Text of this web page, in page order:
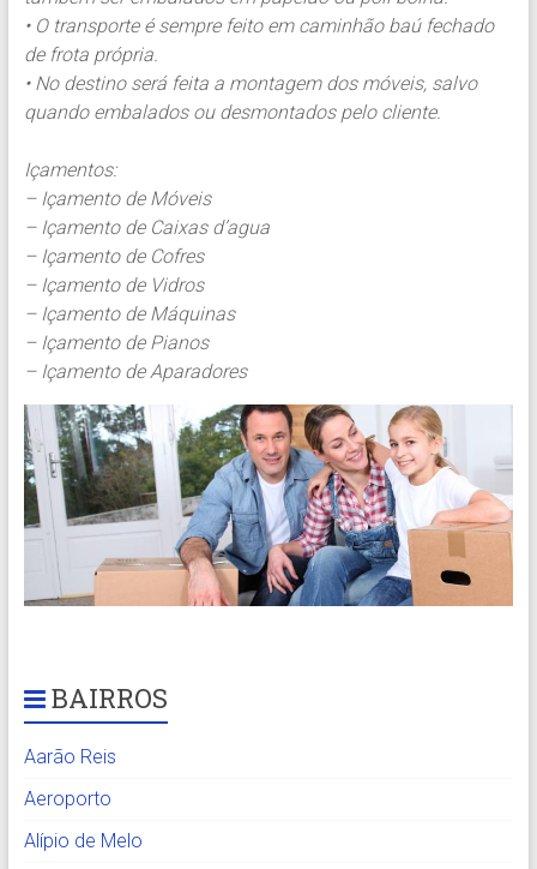
• O transporte é sempre feito em caminhão baú fechado
de frota própria.
• No destino será feita a montagem dos móveis, salvo
quando embalados ou desmontados pelo cliente.
Içamentos:
– Içamento de Móveis
– Içamento de Caixas d’agua
– Içamento de Cofres
– Içamento de Vidros
– Içamento de Máquinas
– Içamento de Pianos
– Içamento de Aparadores
BAIRROS
Aarão Reis
Aeroporto
Alípio de Melo